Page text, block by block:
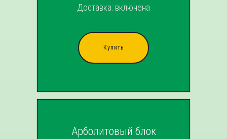
Доставка: включена
Купить
Арболитовый блок